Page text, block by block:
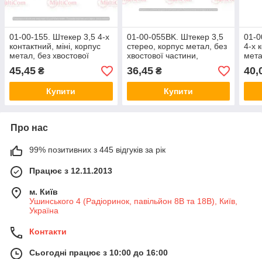
01-00-155. Штекер 3,5 4-х
контактний, міні, корпус
метал, без хвостової
частини, сріблястий
45,45 ₴
Купити
01-00-055BK. Штекер 3,5
стерео, корпус метал, без
хвостової частини,
Sennheiser, чорний
36,45₴
Купити
01-
4-х
Про нас
99% позитивних з 445 відгуків за рік
Працює з 12.11.2013
м. Київ
Ушинського 4 (Радіоринок, павільйон 8В та 18В), Київ,
Україна
Контакти
Сьогодні працює з 10:00 до 16:00